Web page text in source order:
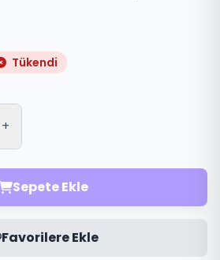
Tükendi
+
Sepete Ekle
Favorilere Ekle